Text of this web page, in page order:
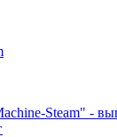
Steam" -